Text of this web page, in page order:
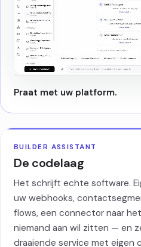
Praat met uw platform.
BUILDER ASSISTANT
De codelaag
Het schrijft echte software.
uw webhooks,
flows, een connector naar
niemand aan wil zitten — en
draaiende service met eigen